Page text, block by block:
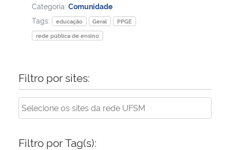
Categoria: Comunidade
Tags:
educação Geral
PPGE
rede pública de ensino
Filtro por sites:
Filtro por Tag(s):